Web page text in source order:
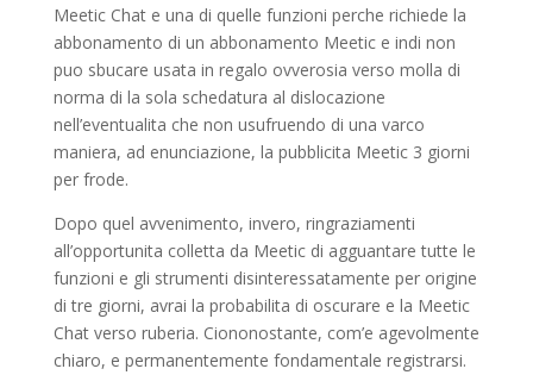
Meetic Chat e una di quelle funzioni perche richiede la
abbonamento di un abbonamento Meetic e indi non
puo sbucare usata in regalo ovverosia verso molla di
norma di la sola schedatura al dislocazione
nell’eventualita che non usufruendo di una varco
maniera, ad enunciazione, la pubblicita Meetic 3 giorni
per frode.
Dopo quel avvenimento, invero, ringraziamenti
all’opportunita colletta da Meetic di agguantare tutte le
funzioni e gli strumenti disinteressatamente per origine
di tre giorni, avrai la probabilita di oscurare e la Meetic
Chat verso ruberia. Ciononostante, com’e agevolmente
chiaro, e permanentemente fondamentale registrarsi.